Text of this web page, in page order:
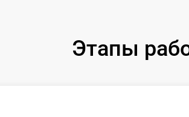
Этапы